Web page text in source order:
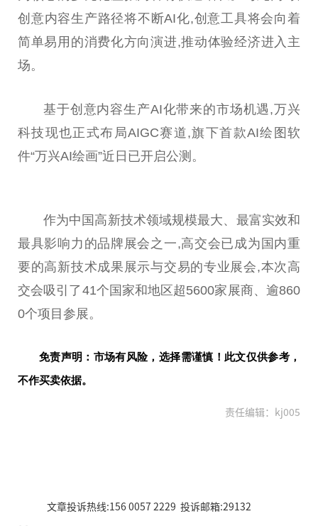
创意内容生产路径将不断AI化,创意工具将会向着
简单易用的消费化方向演进,推动体验经济进入主
场。
基于创意内容生产AI化带来的市场机遇,万兴
科技现也正式布局AIGC赛道,旗下首款AI绘图软
件“万兴AI绘画”近 日已开启公测。
作为中国 高新技术领域规模最大、最富实效和
最具影响力的品牌展会之一,高交会已成为国内重
要的高新技术成果展示与交易的专业展会,本次高
交会吸引了41个 国家和地区超5600家展商、逾860
0个项目参展。
免责声明：市场有风险，选择需谨慎！此文仅供参考，
不作买卖依据。
责任编辑：kj005
文章投诉热线:156 0057 2229 投诉邮箱:29132